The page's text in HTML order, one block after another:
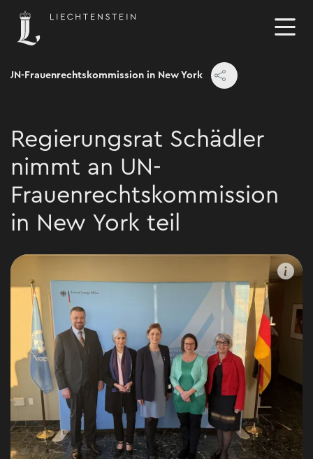
UN-Frauenrechtskommission in New York
Regierungsrat Schädler
nimmt an UN-
Frauenrechtskommission
in New York teil